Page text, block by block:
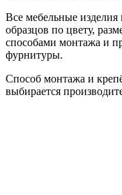
Все мебельные изделия
образцов по цвету,
способами монтажа и
фурнитуры.
Способ монтажа и
выбирается